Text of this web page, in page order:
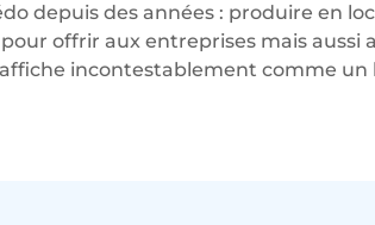
depuis des années : produire en
offrir aux entreprises mais aussi
incontestablement comme un